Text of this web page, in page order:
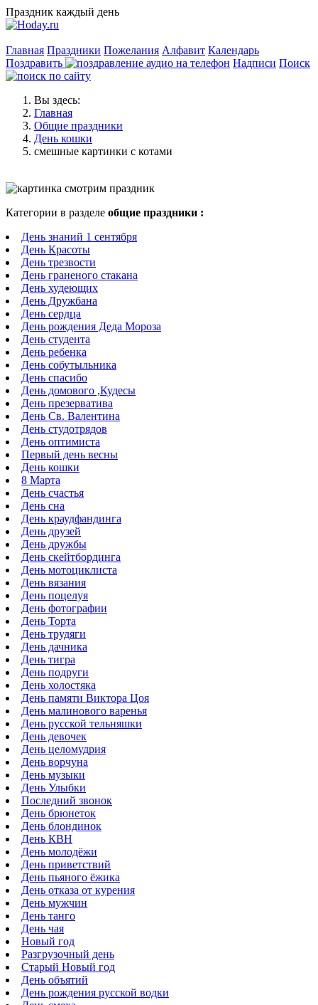
Праздник каждый день
Главная Праздники Пожелания Алфавит Календарь
Поздравить
Надписи Поиск
Вы здесь:
Главная
Общие праздники
День кошки
смешные картинки с котами
Категории в разделе общие праздники :
День знаний 1 сентября
День Красоты
День трезвости
День граненого стакана
День худеющих
День Дружбана
День сердца
День рождения Деда Мороза
День студента
День ребенка
День собутыльника
День спасибо
День домового ,Кудесы
День презерватива
День Св. Валентина
День студотрядов
День оптимиста
Первый день весны
День кошки
8 Марта
День счастья
День сна
День краудфандинга
День друзей
День дружбы
День скейтбординга
День мотоциклиста
День вязания
День поцелуя
День фотографии
День Торта
День трудяги
День дачника
День тигра
День подруги
День холостяка
День памяти Виктора Цоя
День малинового варенья
День русской тельняшки
День девочек
День целомудрия
День ворчуна
День музыки
День Улыбки
Последний звонок
День брюнеток
День блондинок
День КВН
День молодёжи
День приветствий
День пьяного ёжика
День отказа от курения
День мужчин
День танго
День чая
Новый год
Разгрузочный день
Старый Новый год
День объятий
День рождения русской водки